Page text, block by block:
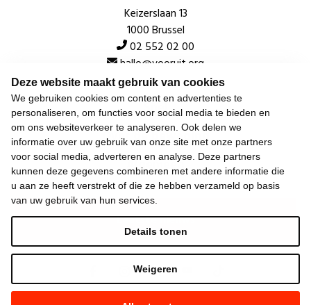
Deze website maakt gebruik van cookies
We gebruiken cookies om content en advertenties te
personaliseren, om functies voor social media te bieden en
om ons websiteverkeer te analyseren. Ook delen we
informatie over uw gebruik van onze site met onze partners
voor social media, adverteren en analyse. Deze partners
kunnen deze gegevens combineren met andere informatie die
u aan ze heeft verstrekt of die ze hebben verzameld op basis
van uw gebruik van hun services.
Weigeren
Details tonen
Keizerslaan 13
1000 Brussel
02 552 02 00
hallo@vooruit.org
Snel
Over de beweging
Algemeen
Laatste nieuws